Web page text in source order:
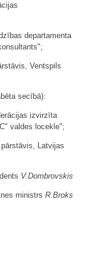
departamenta
Ventspils
secībā):
izvirzīta
valdes locekle";
Latvijas
V.Dombrovskis
ministrs R.Broks